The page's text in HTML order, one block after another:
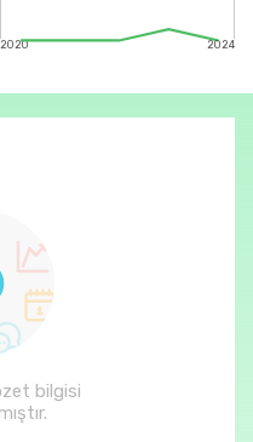
2020 2024
bilgisi